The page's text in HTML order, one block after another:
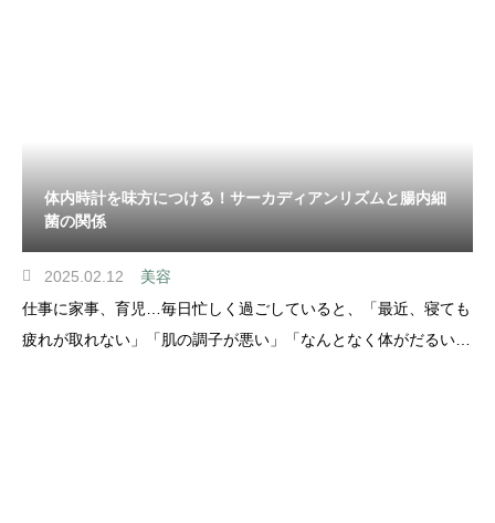
体内時計を味方につける！サーカディアンリズムと腸内細
菌の関係
2025.02.12
美容
仕事に家事、育児…毎日忙しく過ごしていると、「最近、寝ても
疲れが取れない」「肌の調子が悪い」「なんとなく体がだるい」